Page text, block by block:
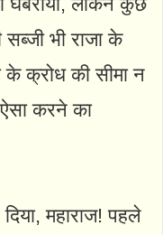
भी राजा के
क्रोध की सीमा न
करने का
महाराज! पहले